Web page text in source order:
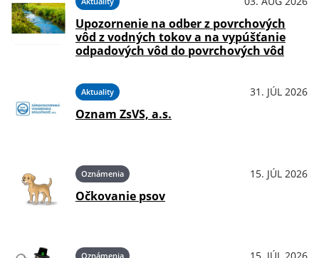
Upozornenie na odber z povrchových
vôd z vodných tokov a na vypúšťanie
odpadových vôd do povrchových vôd
Aktuality 31. JÚL 2026
Oznam ZsVS, a.s.
Oznámenia 15. JÚL 2026
Očkovanie psov
Oznámenia